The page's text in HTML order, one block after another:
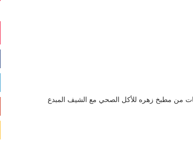
من مطبخ زهره للأكل الصحي مع الشيف المبدع